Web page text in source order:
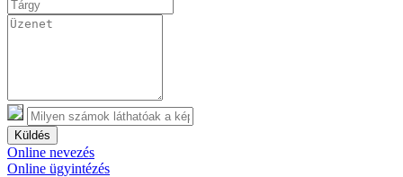
Küldés
Online nevezés
Online ügyintézés